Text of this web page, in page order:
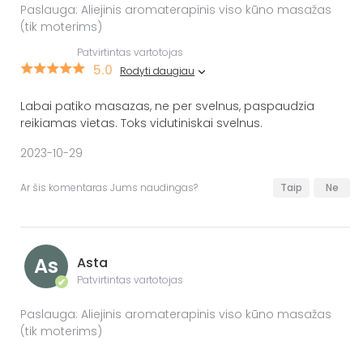
Paslauga: Aliejinis aromaterapinis viso kūno masažas
(tik moterims)
Patvirtintas vartotojas
5.0 Rodyti daugiau
Labai patiko masazas, ne per svelnus, paspaudzia
reikiamas vietas. Toks vidutiniskai svelnus.
2023-10-29
Ar šis komentaras Jums naudingas? Taip Ne
As
✔
Asta
Patvirtintas vartotojas
Paslauga: Aliejinis aromaterapinis viso kūno masažas
(tik moterims)